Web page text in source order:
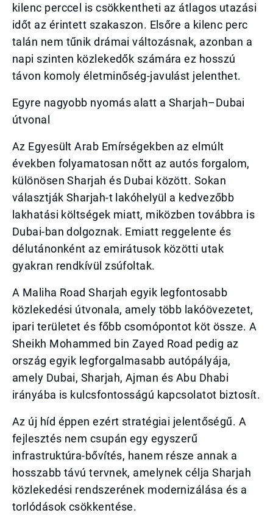
kilenc perccel is csökkentheti az átlagos utazási
időt az érintett szakaszon. Elsőre a kilenc perc
talán nem tűnik drámai változásnak, azonban a
napi szinten közlekedők számára ez hosszú
távon komoly életminőség-javulást jelenthet.
Egyre nagyobb nyomás alatt a Sharjah–Dubai
útvonal
Az Egyesült Arab Emírségekben az elmúlt
években folyamatosan nőtt az autós forgalom,
különösen Sharjah és Dubai között. Sokan
választják Sharjah-t lakóhelyül a kedvezőbb
lakhatási költségek miatt, miközben továbbra is
Dubai-ban dolgoznak. Emiatt reggelente és
délutánonként az emirátusok közötti utak
gyakran rendkívül zsúfoltak.
A Maliha Road Sharjah egyik legfontosabb
közlekedési útvonala, amely több lakóövezetet,
ipari területet és főbb csomópontot köt össze. A
Sheikh Mohammed bin Zayed Road pedig az
ország egyik legforgalmasabb autópályája,
amely Dubai, Sharjah, Ajman és Abu Dhabi
irányába is kulcsfontosságú kapcsolatot biztosít.
Az új híd éppen ezért stratégiai jelentőségű. A
fejlesztés nem csupán egy egyszerű
infrastruktúra-bővítés, hanem része annak a
hosszabb távú tervnek, amelynek célja Sharjah
közlekedési rendszerének modernizálása és a
torlódások csökkentése.